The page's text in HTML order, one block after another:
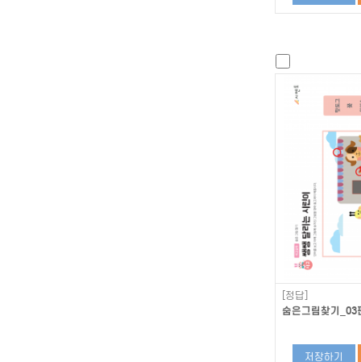
[정답]
숨은그림찾기_03
저장하기